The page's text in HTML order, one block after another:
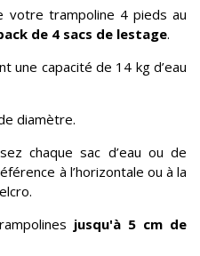
votre trampoline 4 pieds au
de 4 sacs de lestage.
une capacité de 14 kg d’eau
diamètre.
chaque sac d’eau ou de
à l’horizontale ou à la
jusqu'à 5 cm de